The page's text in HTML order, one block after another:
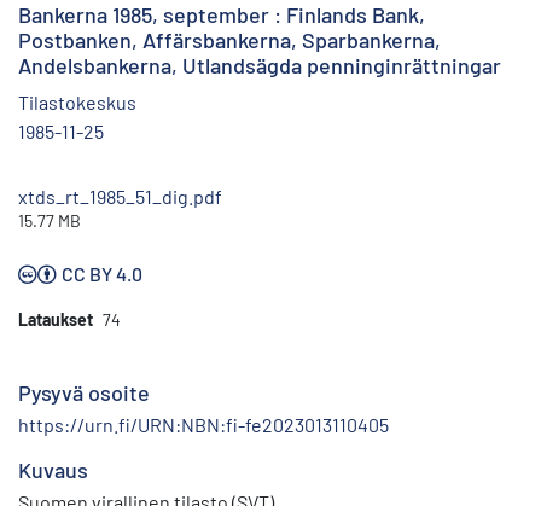
Bankerna 1985, september : Finlands Bank,
Postbanken, Affärsbankerna, Sparbankerna,
Andelsbankerna, Utlandsägda penninginrättningar
Tilastokeskus
1985-11-25
xtds_rt_1985_51_dig.pdf
15.77 MB
CC BY 4.0
Lataukset 74
Pysyvä osoite
https://urn.fi/URN:NBN:fi-fe2023013110405
Kuvaus